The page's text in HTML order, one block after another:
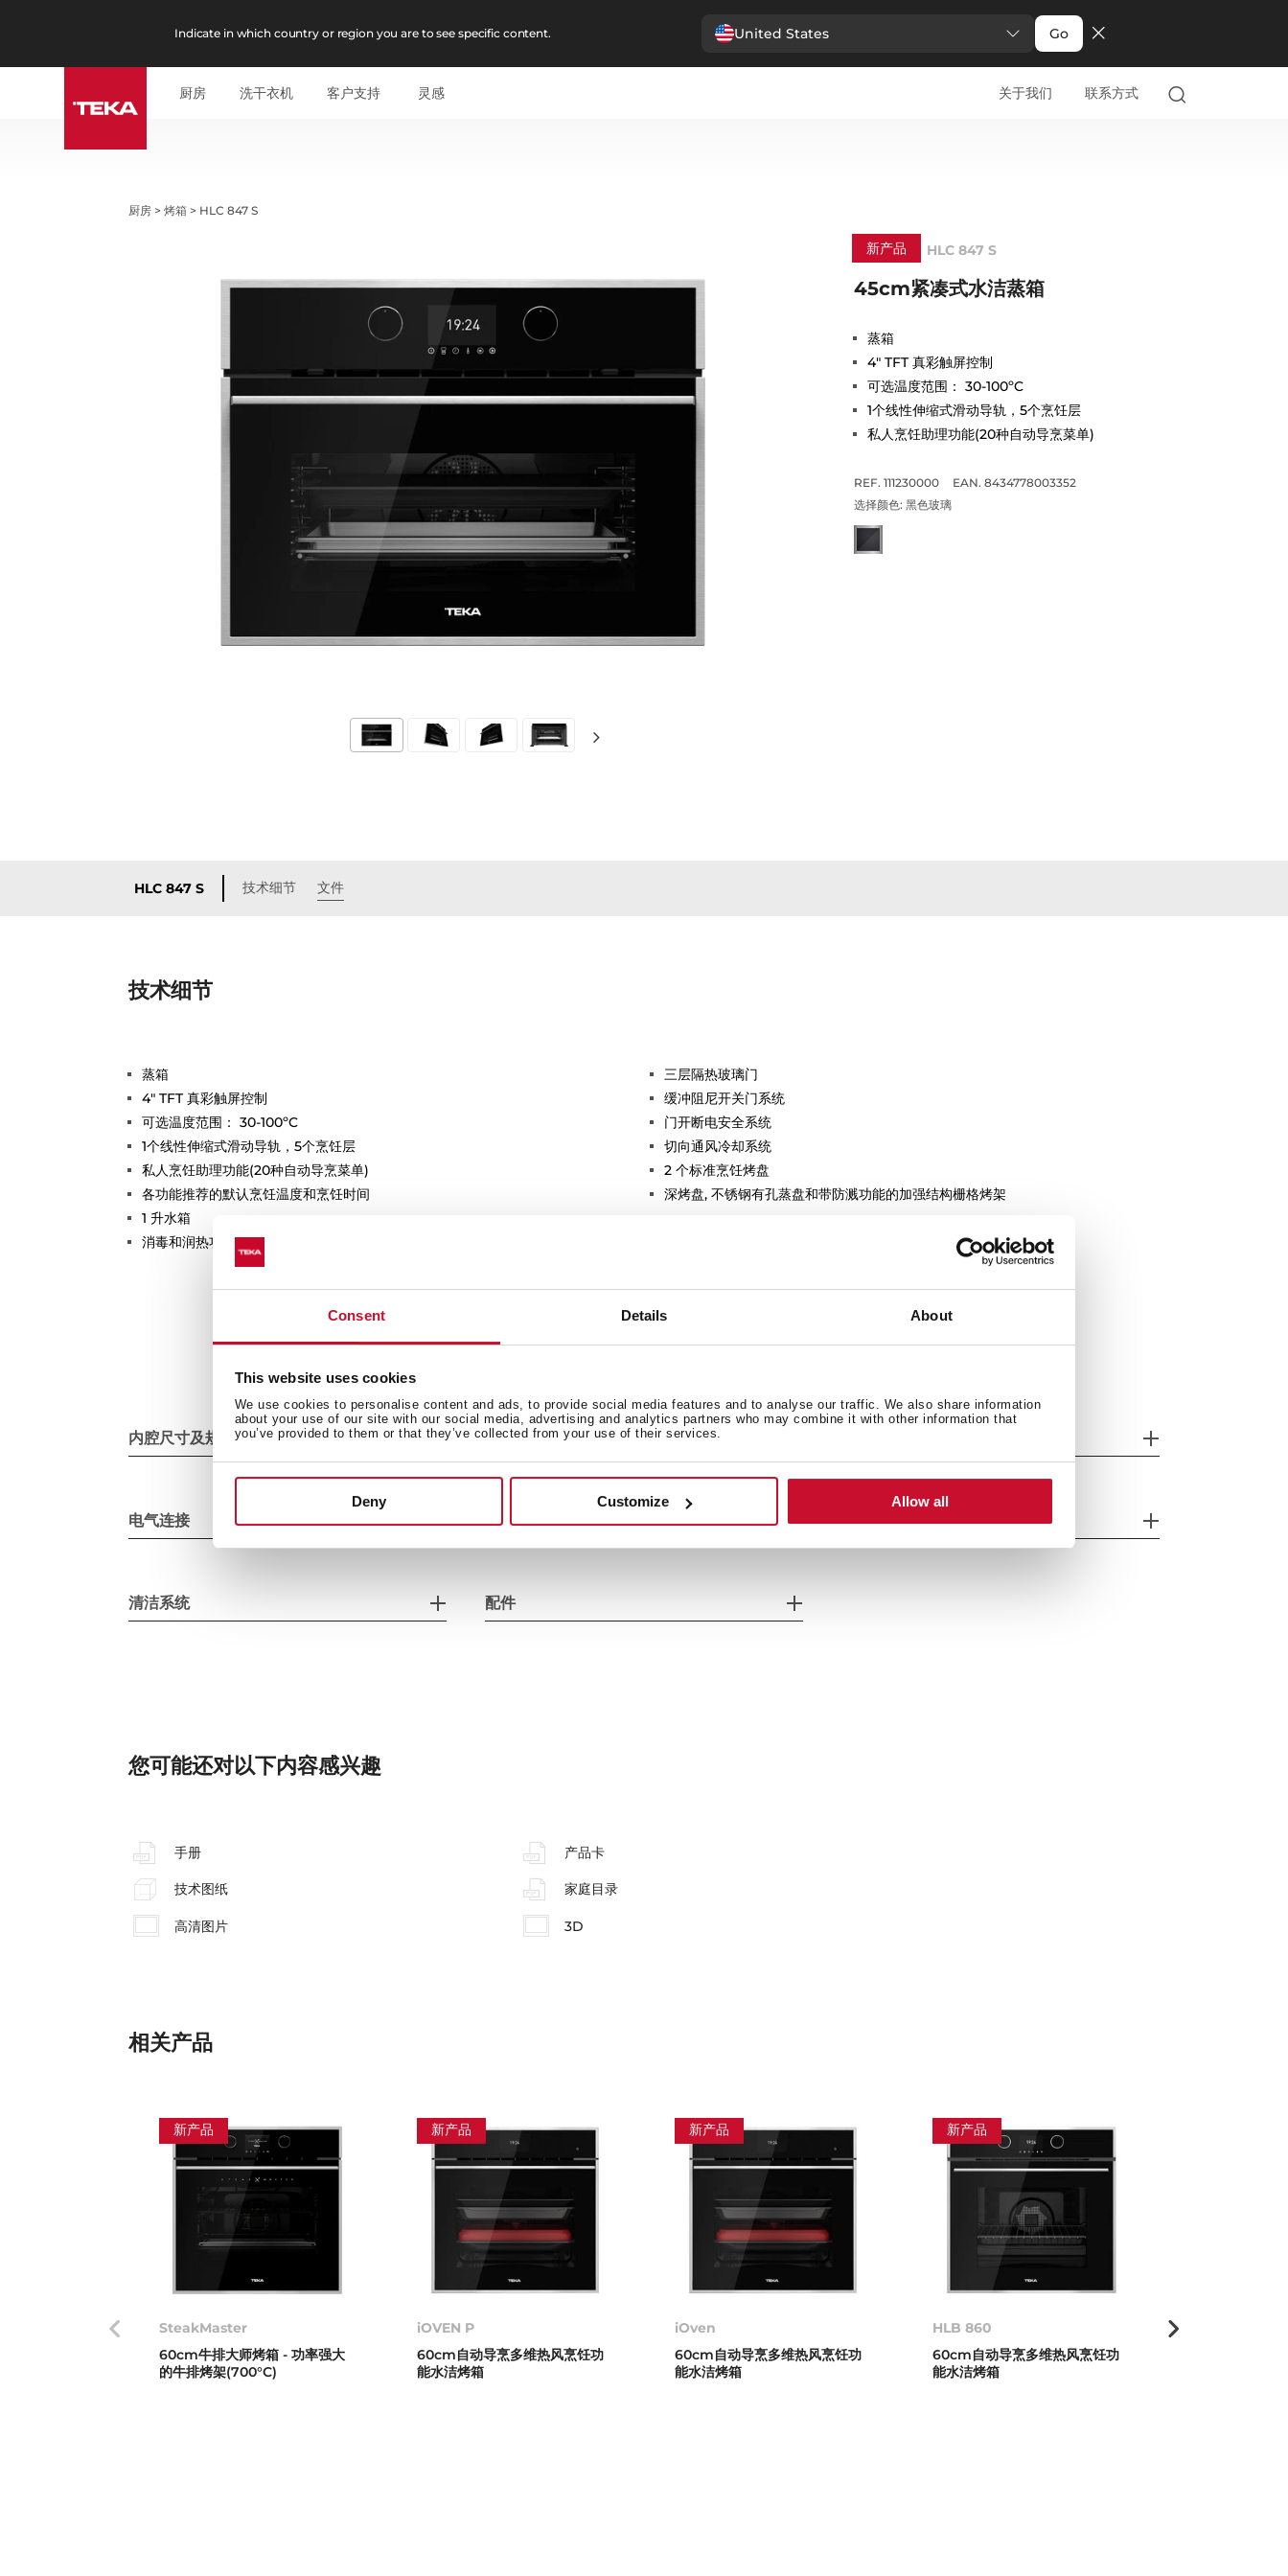
Consent Details About
This website uses cookies
We use cookies to personalise content and ads, to provide social media features and to analyse our traffic. We also share information
about your use of our site with our social media, advertising and analytics partners who may combine it with other information that
you’ve provided to them or that they’ve collected from your use of their services.
Deny Customize Allow all
Indicate in which country or region you are to see specific content. United States Go
厨房 洗干衣机 客户支持 灵感 关于我们 联系方式
厨房 >烤箱 > HLC 847 S
新产品 HLC 847 S
45cm紧凑式水洁蒸箱
蒸箱
4" TFT 真彩触屏控制
可选温度范围： 30-100ºC
1个线性伸缩式滑动导轨，5个烹饪层
私人烹饪助理功能(20种自动导烹菜单)
REF. 111230000
EAN. 8434778003352
选择颜色: 黑色玻璃
HLC 847 S 技术细节 文件
技术细节
蒸箱
4" TFT 真彩触屏控制
可选温度范围： 30-100ºC
1个线性伸缩式滑动导轨，5个烹饪层
私人烹饪助理功能(20种自动导烹菜单)
各功能推荐的默认烹饪温度和烹饪时间
1 升水箱
消毒和润热功能
三层隔热玻璃门
缓冲阻尼开关门系统
门开断电安全系统
切向通风冷却系统
2 个标准烹饪烤盘
深烤盘, 不锈钢有孔蒸盘和带防溅功能的加强结构栅格烤架
内腔尺寸及规格 外形尺寸
电气连接 电气参数 安全
清洁系统 配件
您可能还对以下内容感兴趣
手册 产品卡
技术图纸 家庭目录
高清图片 3D
相关产品
新产品
SteakMaster
60cm牛排大师烤箱 - 功率强大
的牛排烤架(700°C)
新产品
iOVEN P
60cm自动导烹多维热风烹饪功
能水洁烤箱
新产品
iOven
60cm自动导烹多维热风烹饪功
能水洁烤箱
新产品
HLB 860
60cm自动导烹多维热风烹饪功
能水洁烤箱